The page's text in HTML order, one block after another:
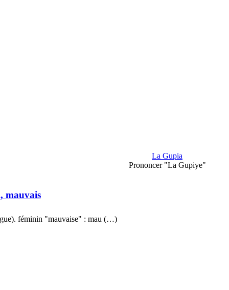
mauvais
féminin "mauvaise" : mau (…)
La Gupia
Prononcer "La Gupiye"